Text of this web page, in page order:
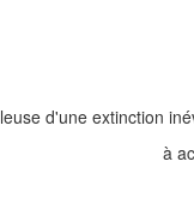
d'une extinction
à